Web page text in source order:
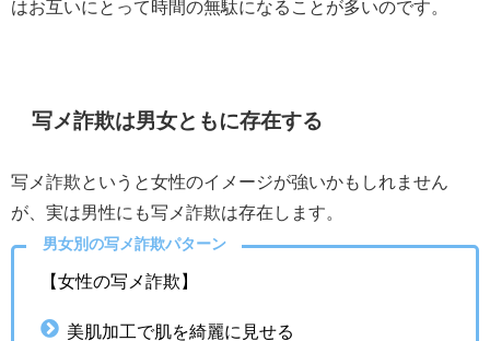
はお互いにとって時間の無駄になることが多いのです。
写メ詐欺は男女ともに存在する
写メ詐欺というと女性のイメージが強いかもしれません
が、実は男性にも写メ詐欺は存在します。
男女別の写メ詐欺パターン
【女性の写メ詐欺】
美肌加工で肌を綺麗に見せる